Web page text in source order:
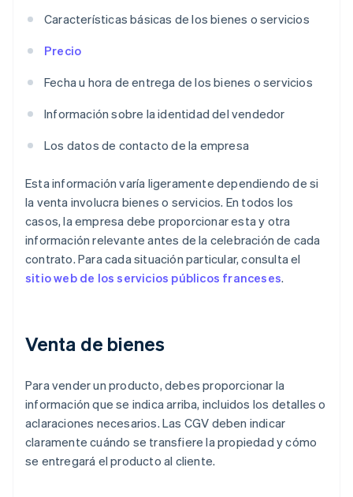
Características básicas de los bienes o servicios
Precio
Fecha u hora de entrega de los bienes o servicios
Información sobre la identidad del vendedor
Los datos de contacto de la empresa
Esta información varía ligeramente dependiendo de si
la venta involucra bienes o servicios. En todos los
casos, la empresa debe proporcionar esta y otra
información relevante antes de la celebración de cada
contrato. Para cada situación particular, consulta el
sitio web de los servicios públicos franceses.
Venta de bienes
Para vender un producto, debes proporcionar la
información que se indica arriba, incluidos los detalles o
aclaraciones necesarios. Las CGV deben indicar
claramente cuándo se transfiere la propiedad y cómo
se entregará el producto al cliente.